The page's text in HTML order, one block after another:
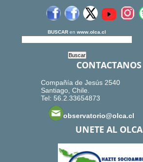
BUSCAR en www.olca.cl
CONTACTANOS
Compañía de Jesús 2540
Santiago, Chile.
Tel: 56.2.33654873
observatorio@olca.cl
UNETE AL OLCA